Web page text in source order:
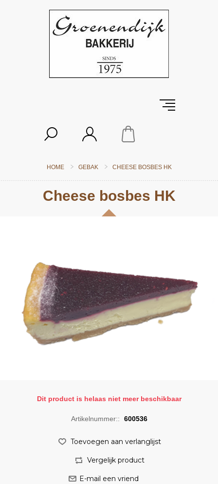
HOME GEBAK CHEESE BOSBES HK
Cheese bosbes HK
Dit product is helaas niet meer beschikbaar
Artikelnummer:: 600536